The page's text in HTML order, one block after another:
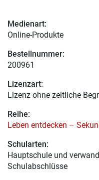
Medienart:
Online-Produkte
Bestellnummer:
200961
Lizenzart:
Lizenz ohne zeitliche
Reihe:
Leben entdecken –
Schularten:
Hauptschule und
Schulabschlüsse